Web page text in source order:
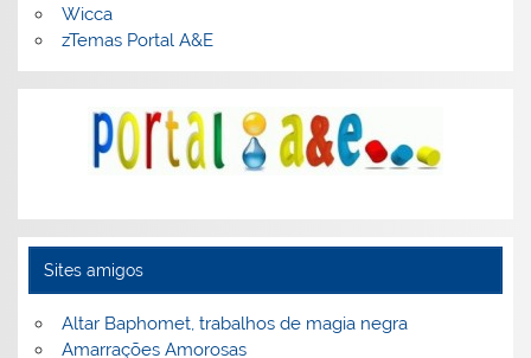
Wicca
zTemas Portal A&E
Sites amigos
Altar Baphomet, trabalhos de magia negra
Amarrações Amorosas